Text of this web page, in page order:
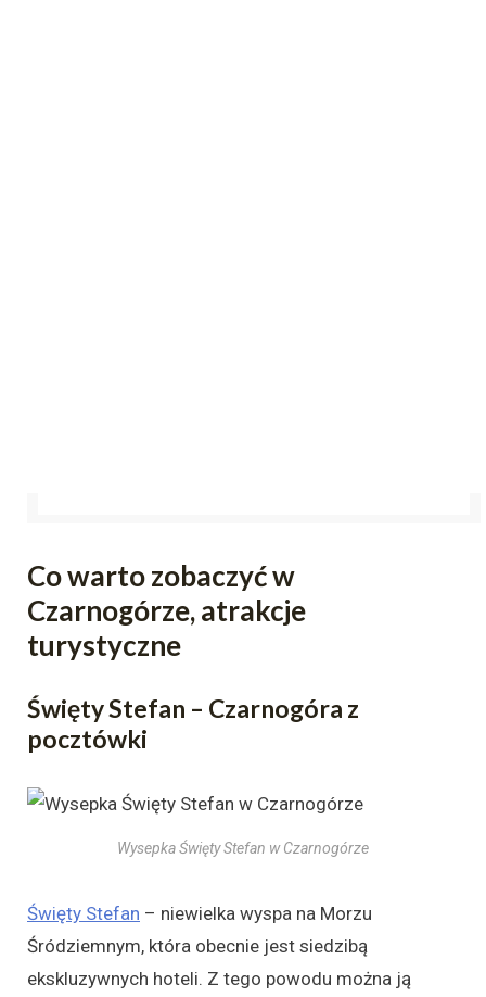
Co warto zobaczyć w
Czarnogórze, atrakcje
turystyczne
Święty Stefan – Czarnogóra z
pocztówki
Wysepka Święty Stefan w Czarnogórze
Święty Stefan – niewielka wyspa na Morzu
Śródziemnym, która obecnie jest siedzibą
ekskluzywnych hoteli. Z tego powodu można ją